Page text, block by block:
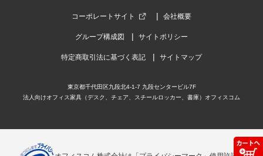
コーポレートサイト 会社概要
グループ構成図 サイトポリシー
特定商取引法に基づく表記 サイトマップ
東京都千代田区九段北4-1-7 九段センタービル7F
法人向けオフィス家具（デスク、チェア、スチールロッカー、書庫）オフィスコム